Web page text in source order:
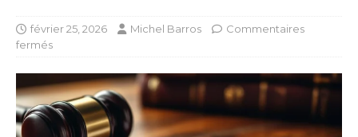
février 25, 2026 Michel Barros
Commentaires
fermés